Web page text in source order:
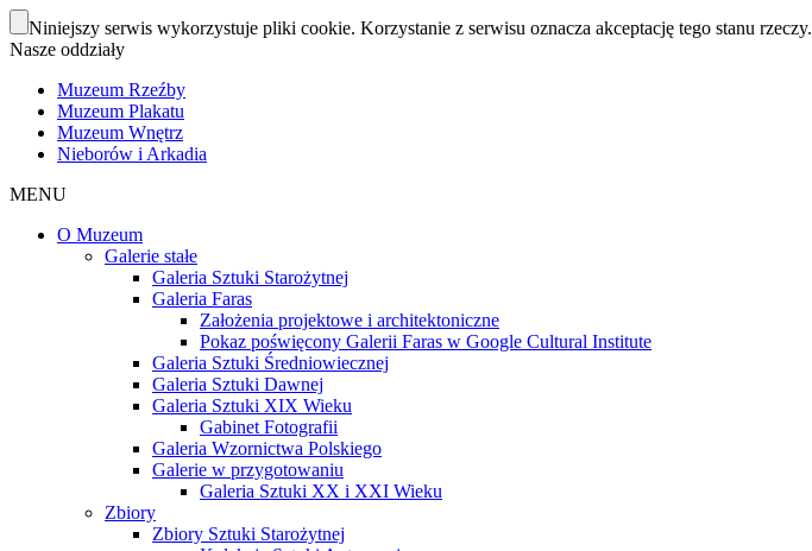
Niniejszy serwis wykorzystuje pliki cookie. Korzystanie z serwisu oznacza akceptację tego stanu rzeczy.
Nasze oddziały
Muzeum Rzeźby
Muzeum Plakatu
Muzeum Wnętrz
Nieborów i Arkadia
MENU
O Muzeum
Galerie stałe
Galeria Sztuki Starożytnej
Galeria Faras
Założenia projektowe i architektoniczne
Pokaz poświęcony Galerii Faras w Google Cultural Institute
Galeria Sztuki Średniowiecznej
Galeria Sztuki Dawnej
Galeria Sztuki XIX Wieku
Gabinet Fotografii
Galeria Wzornictwa Polskiego
Galerie w przygotowaniu
Galeria Sztuki XX i XXI Wieku
Zbiory
Zbiory Sztuki Starożytnej